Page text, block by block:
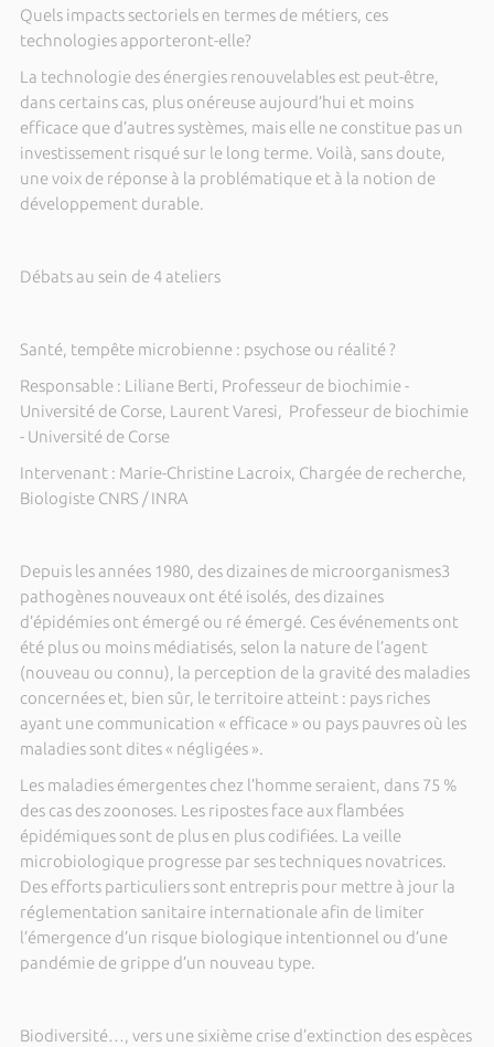
Quels impacts sectoriels en termes de métiers, ces
technologies apporteront-elle?
La technologie des énergies renouvelables est peut-être,
dans certains cas, plus onéreuse aujourd’hui et moins
efficace que d’autres systèmes, mais elle ne constitue pas un
investissement risqué sur le long terme. Voilà, sans doute,
une voix de réponse à la problématique et à la notion de
développement durable.
Débats au sein de 4 ateliers
Santé, tempête microbienne : psychose ou réalité ?
Responsable : Liliane Berti, Professeur de biochimie -
Université de Corse, Laurent Varesi, Professeur de biochimie
- Université de Corse
Intervenant : Marie-Christine Lacroix, Chargée de recherche,
Biologiste CNRS / INRA
Depuis les années 1980, des dizaines de microorganismes3
pathogènes nouveaux ont été isolés, des dizaines
d’épidémies ont émergé ou ré émergé. Ces événements ont
été plus ou moins médiatisés, selon la nature de l’agent
(nouveau ou connu), la perception de la gravité des maladies
concernées et, bien sûr, le territoire atteint : pays riches
ayant une communication « efficace » ou pays pauvres où les
maladies sont dites « négligées ».
Les maladies émergentes chez l’homme seraient, dans 75 %
des cas des zoonoses. Les ripostes face aux flambées
épidémiques sont de plus en plus codifiées. La veille
microbiologique progresse par ses techniques novatrices.
Des efforts particuliers sont entrepris pour mettre à jour la
réglementation sanitaire internationale afin de limiter
l’émergence d’un risque biologique intentionnel ou d’une
pandémie de grippe d’un nouveau type.
Biodiversité…, vers une sixième crise d’extinction des espèces